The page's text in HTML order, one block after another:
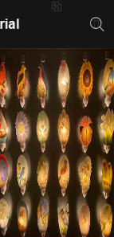
